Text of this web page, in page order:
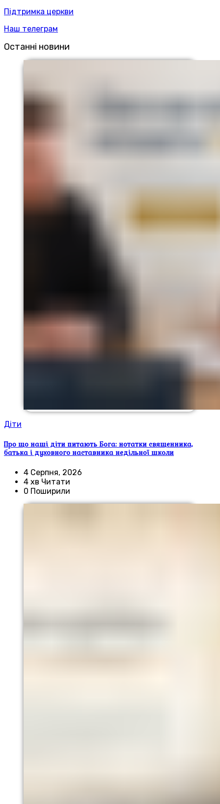
Підтримка церкви
Наш телеграм
Останні новини
Діти
Про що наші діти питають Бога: нотатки священника,
батька і духовного наставника недільної школи
4 Серпня, 2026
4 хв Читати
0 Поширили